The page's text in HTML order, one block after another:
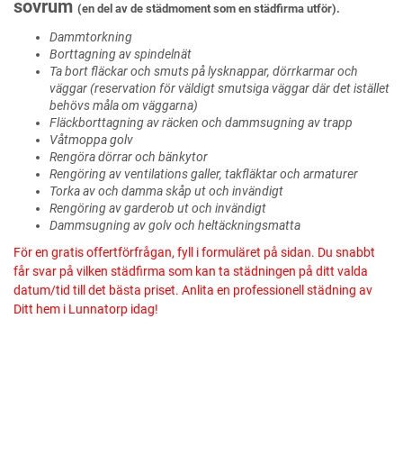
sovrum (en del av de städmoment som en städfirma utför).
Dammtorkning
Borttagning av spindelnät
Ta bort fläckar och smuts på lysknappar, dörrkarmar och
väggar (reservation för väldigt smutsiga väggar där det istället
behövs måla om väggarna)
Fläckborttagning av räcken och dammsugning av trapp
Våtmoppa golv
Rengöra dörrar och bänkytor
Rengöring av ventilations galler, takfläktar och armaturer
Torka av och damma skåp ut och invändigt
Rengöring av garderob ut och invändigt
Dammsugning av golv och heltäckningsmatta
För en gratis offertförfrågan, fyll i formuläret på sidan. Du snabbt
får svar på vilken städfirma som kan ta städningen på ditt valda
datum/tid till det bästa priset. Anlita en professionell städning av
Ditt hem i Lunnatorp idag!